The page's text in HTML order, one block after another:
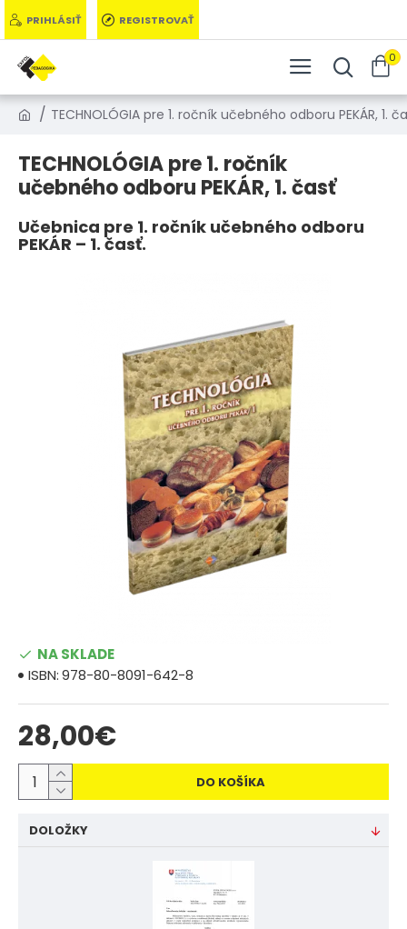
PRIHLÁSIŤ REGISTROVAŤ
0
TECHNOLÓGIA pre 1. ročník učebného odboru PEKÁR, 1.
TECHNOLÓGIA pre 1. ročník
učebného odboru PEKÁR, 1. časť
Učebnica pre 1. ročník učebného odboru
PEKÁR – 1. časť.
28,00€
NA SKLADE
ISBN:978-80-8091-642-8
DO KOŠÍKA
DOLOŽKY